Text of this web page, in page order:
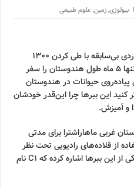
بیولوژی,زمین,علوم طبیعی
کرونوس – یک ببر موفق شده در رکوردی بی‌سابقه با طی کردن ۱۳۰۰
کیلومتر پنجه‌شکن (۸۰۷ مایل) طی تنها ۵ ماه طول هندوستان را سفر
پیاده‌روی حیوانات در هندوستان
این ببرها چرا این‌قدر خودشان
و آمیزش.
غربی ماهاراشترا برای مدتی
از قلاده‌های رادیویی تحت نظر
گرفت. نشریه‌ی تایم هندوستان به یکی از این ببرها اشاره کرده که C1 نام